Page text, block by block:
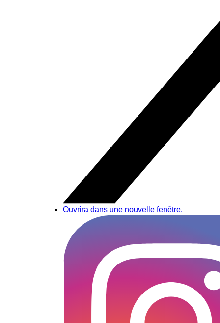
Ouvrira dans une nouvelle fenêtre.